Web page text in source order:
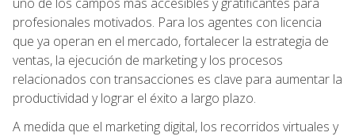
profesionales motivados. Para los agentes con licencia
que ya operan en el mercado, fortalecer la estrategia de
ventas, la ejecución de marketing y los procesos
relacionados con transacciones es clave para aumentar la
productividad y lograr el éxito a largo plazo.
A medida que el marketing digital, los recorridos virtuales y